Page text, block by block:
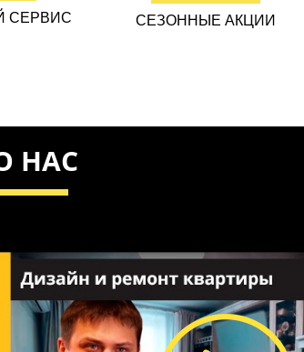
СЕРВИС СЕЗОННЫЕ АКЦИИ
НАС